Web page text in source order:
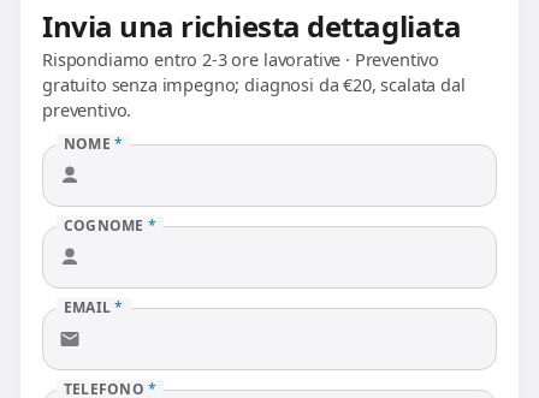
Invia una richiesta dettagliata
Rispondiamo entro 2-3 ore lavorative · Preventivo
gratuito senza impegno; diagnosi da €20, scalata dal
preventivo.
NOME*
COGNOME *
EMAIL*
TELEFONO*